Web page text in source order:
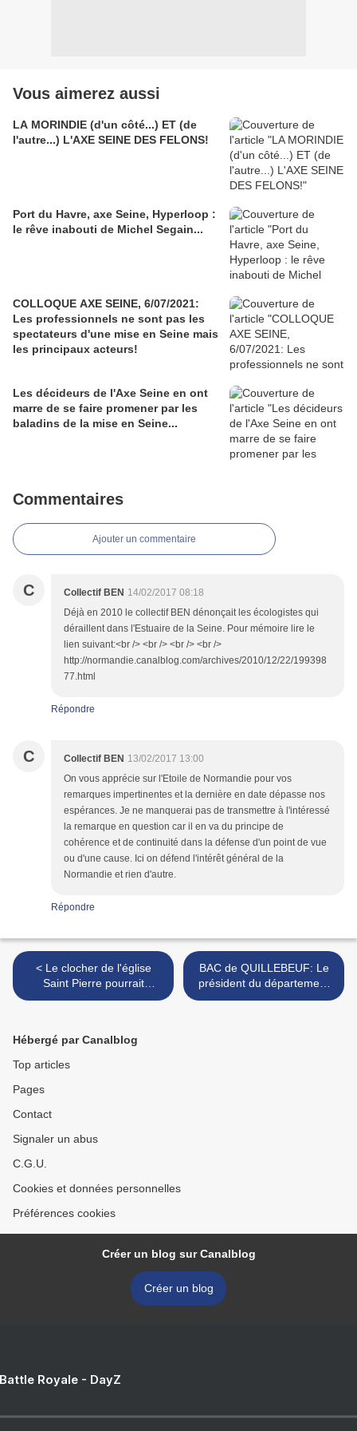
Vous aimerez aussi
LA MORINDIE (d'un côté...) ET (de
l'autre...) L'AXE SEINE DES FELONS!
Port du Havre, axe Seine, Hyperloop :
le rêve inabouti de Michel Segain...
COLLOQUE AXE SEINE, 6/07/2021:
Les professionnels ne sont pas les
spectateurs d'une mise en Seine mais
les principaux acteurs!
Les décideurs de l'Axe Seine en ont
marre de se faire promener par les
baladins de la mise en Seine...
Commentaires
Ajouter un commentaire
C Collectif BEN 14/02/2017 08:18
Déjà en 2010 le collectif BEN dénonçait les écologistes qui
déraillent dans l'Estuaire de la Seine. Pour mémoire lire le
lien suivant:<br /> <br /> <br /> <br />
http://normandie.canalblog.com/archives/2010/12/22/199398
77.html
Répondre
C Collectif BEN 13/02/2017 13:00
On vous apprécie sur l'Etoile de Normandie pour vos
remarques impertinentes et la dernière en date dépasse nos
espérances. Je ne manquerai pas de transmettre à l'intéressé
la remarque en question car il en va du principe de
cohérence et de continuité dans la défense d'un point de vue
ou d'une cause. Ici on défend l'intérêt général de la
Normandie et rien d'autre.
Répondre
< Le clocher de l'église
Saint Pierre pourrait
redevenir le phare de CAEN
BAC de QUILLEBEUF: Le
président du département
de l'EURE préconise un
Hébergé par Canalblog
Top articles
Pages
Contact
Signaler un abus
C.G.U.
Cookies et données personnelles
Préférences cookies
Créer un blog sur Canalblog
Créer un blog
Royale - DayZ